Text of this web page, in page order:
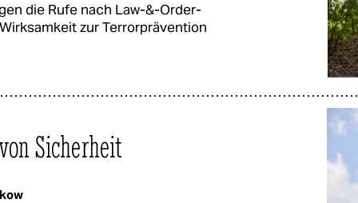
die Rufe nach Law-&-Order-
zur Terrorprävention
Sicherheit